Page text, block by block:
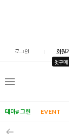
로그인 회원
첫구
메
테마# 그린 EVENT